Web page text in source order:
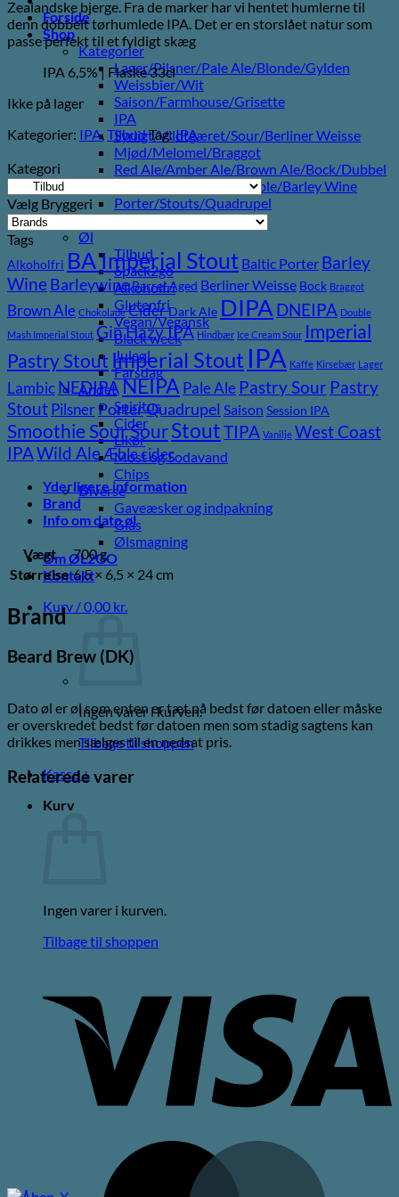
Forside
Shop
Kategorier
Lager/Pilsner/Pale Ale/Blonde/Gylden
Weissbier/Wit
Saison/Farmhouse/Grisette
IPA
Syrligt/Vildtgæret/Sour/Berliner Weisse
Mjød/Melomel/Braggot
Red Ale/Amber Ale/Brown Ale/Bock/Dubbel
Strong Ale/Dark Ale/Triple/Barley Wine
Porter/Stouts/Quadrupel
Røgøl
Øl
Tilbud
6pack2go
Alkoholfri
Glutenfri
Vegan/Vegansk
Black week
Juleøl
Farsdag
Andet
Spiritus
Cider
Likør
Most og Sodavand
Chips
Diverse
Gaveæsker og indpakning
Glas
Ølsmagning
Om ØL2GO
Kontakt
Kurv /0,00 kr.
Ingen varer i kurven.
Tilbage til shoppen
Kasse+
Kurv
Ingen varer i kurven.
Tilbage til shoppen
var:
45,00 kr..
er:
25,00 kr..
Zealandske bjerge. Fra de marker har vi hentet humlerne til
denn dobbelt tørhumlede IPA. Det er en storslået natur som
passe perfekt til et fyldigt skæg
IPA 6,5% | Flaske 33cl
Ikke på lager
Kategorier: IPA,TilbudTag:IPA
Kategori
Vælg Bryggeri
Tags
Alkoholfri BA Imperial Stout Baltic Porter Barley
Wine BarleywineBarrel Aged Berliner Weisse Bock Braggot
Brown Ale Chokolade CiderDark Ale DIPA DNEIPA Double
Mash Imperial Stout GinHazy IPA Hindbær Ice Cream Sour Imperial
Pastry Stout Imperial Stout IPA Kaffe Kirsebær Lager
LambicNEDIPANEIPA Pale Ale Pastry Sour Pastry
StoutPilsnerPorterQuadrupel Saison Session IPA
Smoothie SourSourStoutTIPA Vanilje West Coast
IPAWild AleÆble cider
Yderligere information
Brand
Info om dato øl
Vægt
700 g
Størrelse 6,5 × 6,5 × 24 cm
Brand
Beard Brew (DK)
Dato øl er øl som enten er tæt på bedst før datoen eller måske
er overskredet bedst før datoen men som stadig sagtens kan
drikkes men sælges til en nedsat pris.
Relaterede varer